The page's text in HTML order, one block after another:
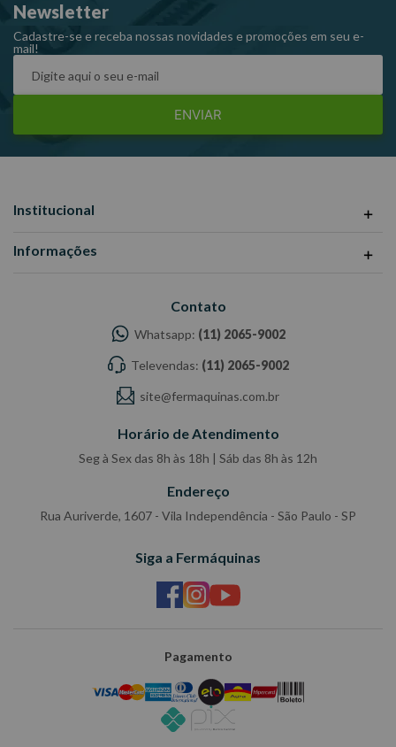
Newsletter
Cadastre-se e receba nossas novidades e promoções em seu e-
mail!
ENVIAR
Institucional
Informações
Contato
Whatsapp: (11) 2065-9002
Televendas: (11) 2065-9002
site@fermaquinas.com.br
Horário de Atendimento
Seg à Sex das 8h às 18h | Sáb das 8h às 12h
Endereço
Rua Auriverde, 1607 - Vila Independência - São Paulo - SP
Siga a Fermáquinas
Pagamento